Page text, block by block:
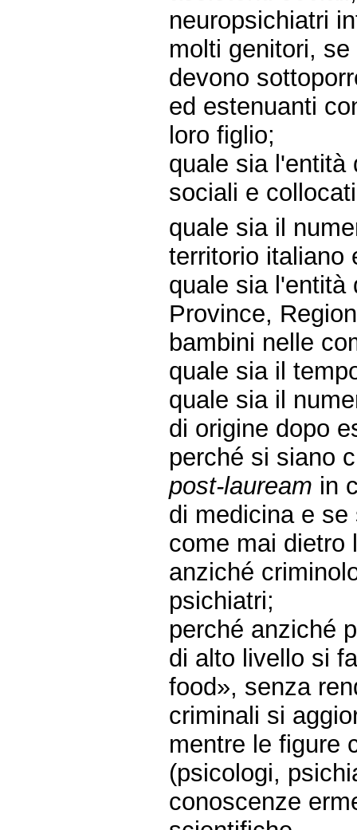
neuropsichiatri
molti genitori,
devono
ed estenuanti
loro figlio;
quale sia l'entità
sociali e
quale sia il
territorio italiano
quale sia l'entità
Province,
bambini nelle
quale sia il
quale sia il
di origine dopo
perché si siano
post-lauream in
di medicina e
come mai dietro
anziché
psichiatri;
perché anziché
di alto livello si
food», senza
criminali si
mentre le figure
(psicologi,
conoscenze